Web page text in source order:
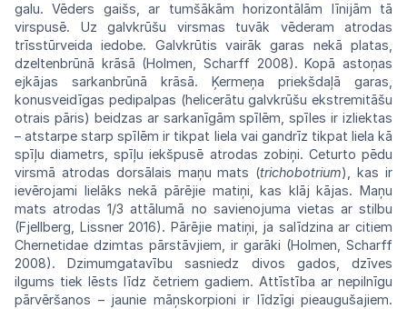
galu.Vēders gaišs, ar tumšākāmhorizontālām līnijām tā
virspusē. Uz galvkrūšu virsmas tuvāk
vēderam atrodas
trīsstūrveidaiedobe. Galvkrūtis vairāk garas nekāplatas,
dzeltenbrūnā krāsā (Holmen, Scharff 2008).Kopā astoņas
ejkājas sarkanbrūnā krāsā. Ķermeņa priekšdaļā garas,
konusveidīgas pedipalpas (helicerātu galvkrūšu ekstremitāšu
otrais pāris) beidzas ar sarkanīgāmspīlēm,spīles ir izliektas
– atstarpe starp spīlēmir tikpat liela vai gandrīz tikpat liela kā
spīļudiametrs, spīļu iekšpusē atrodas zobiņi. Ceturto pēdu
virsmā atrodas dorsālais maņumats (trichobotrium), kas ir
ievērojami lielāksnekā pārējie matiņi, kas klāj kājas. Maņu
matsatrodas 1/3 attālumā no savienojuma vietas ar stilbu
(Fjellberg,
Lissner 2016). Pārējie matiņi, ja salīdzina ar citiem
Chernetidae dzimtas pārstāvjiem, ir garāki (Holmen, Scharff
2008). Dzimumgatavību sasniedz divos
gados,dzīves
ilgums tiek lēsts līdz četriem gadiem. Attīstība ar nepilnīgu
pārvēršanos – jaunie māņskorpioni ir līdzīgi pieaugušajiem.